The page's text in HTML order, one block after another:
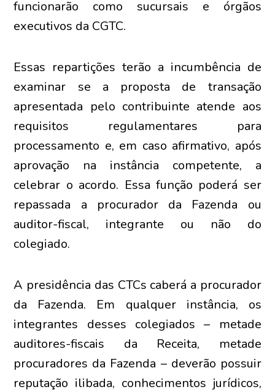
funcionarão como sucursais e órgãos
executivos da CGTC.
Essas repartições terão a incumbência de
examinar se a proposta de transação
apresentada pelo contribuinte atende aos
requisitos regulamentares para
processamento e, em caso afirmativo, após
aprovação na instância competente, a
celebrar o acordo. Essa função poderá ser
repassada a procurador da Fazenda ou
auditor-fiscal, integrante ou não do
colegiado.
A presidência das CTCs caberá a procurador
da Fazenda. Em qualquer instância, os
integrantes desses colegiados – metade
auditores-fiscais da Receita, metade
procuradores da Fazenda – deverão possuir
reputação ilibada, conhecimentos jurídicos,